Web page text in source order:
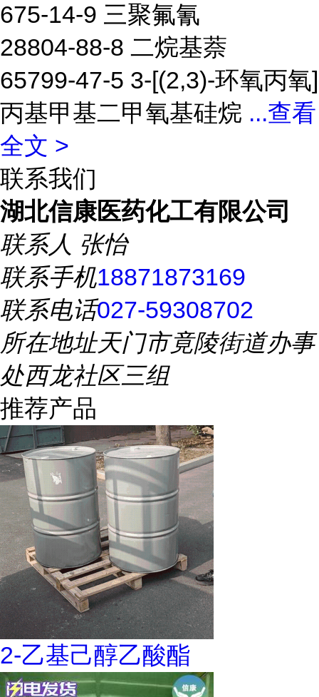
675-14-9 三聚氟氰
28804-88-8 二烷基萘
65799-47-5 3-[(2,3)-环氧丙氧]
丙基甲基二甲氧基硅烷 ...查看
全文 >
联系我们
湖北信康医药化工有限公司
联系人 张怡
联系手机18871873169
联系电话027-59308702
所在地址天门市竟陵街道办事
处西龙社区三组
推荐产品
2-乙基己醇乙酸酯